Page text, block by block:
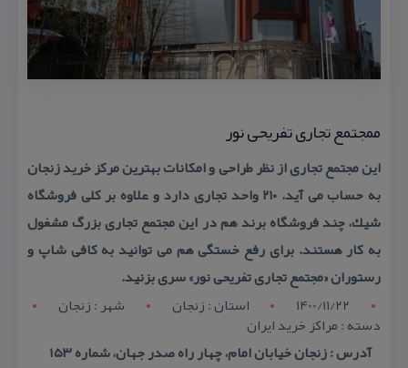
ممجتمع تجاری تفریحی نور
این مجتمع تجاری از نظر طراحی و امكانات بهترین مركز خرید زنجان
به حساب می آید. ۲۱۰ واحد تجاری دارد و علاوه بر كلی فروشگاه
شیك، چند فروشگاه برند هم در این مجتمع تجاری بزرگ مشغول
به كار هستند. برای رفع خستگی هم می توانید به كافی شاپ و
رستوران «مجتمع تجاری تفریحی نور» سری بزنید.
1400/11/22
استان : زنجان شهر : زنجان
دسته : مراكز خرید ایران
آدرس : زنجان خیابان امام، چهار راه صدر جهان، شماره ۱۵۳